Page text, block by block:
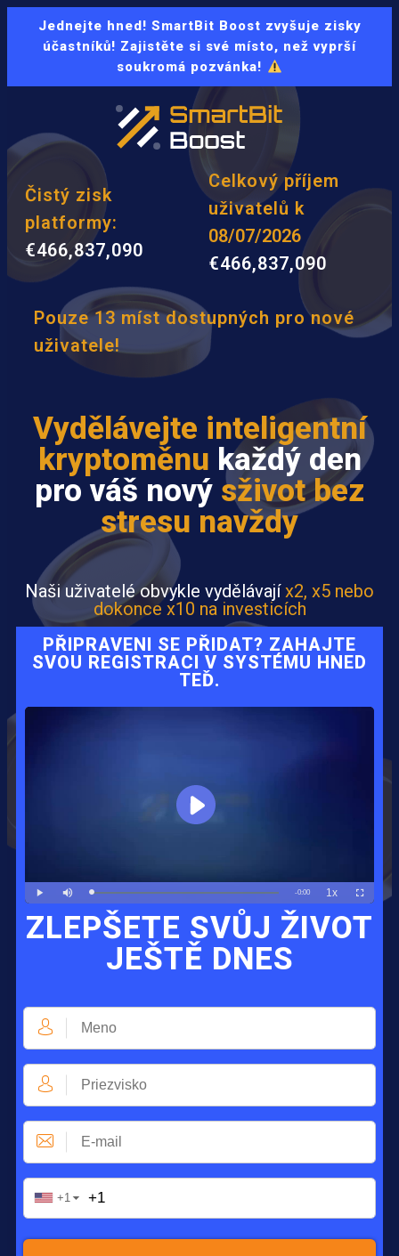
Jednejte hned! SmartBit Boost zvyšuje zisky
účastníků! Zajistěte si své místo, než vyprší
soukromá pozvánka!
Čistý zisk
platformy:
€466,837,090
Celkový příjem
uživatelů k
08/07/2026
€466,837,090
Pouze 13 míst dostupných pro nové
uživatele!
Vydělávejte inteligentní
kryptoměnu každý den
pro váš nový sživot bez
stresu navždy
Naši uživatelé obvykle vydělávajíx2, x5 nebo
dokonce x10 na investicích
PŘIPRAVENI SE PŘIDAT? ZAHAJTE
SVOU REGISTRACI V SYSTÉMU HNED
TEĎ.
ZLEPŠETE SVŮJ ŽIVOT
JEŠTĚ DNES